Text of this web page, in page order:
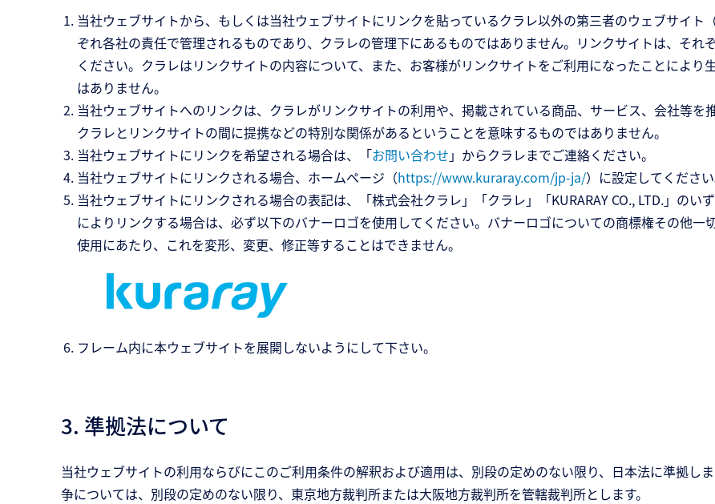
当社ウェブサイトから、もしくは当社ウェブサイトにリンクを貼っているクラレ以外の第三者のウェブサイ
ぞれ各社の責任で管理されるものであり、クラレの管理下にあるものではありません。リンクサイトは、それ
ください。クラレはリンクサイトの内容について、また、お客様がリンクサイトをご利用になったことによ
はありません。
当社ウェブサイトへのリンクは、クラレがリンクサイトの利用や、掲載されている商品、サービス、会社等を
クラレとリンクサイトの間に提携などの特別な関係があるということを意味するものではありません。
当社ウェブサイトにリンクを希望される場合は、「お問い合わせ 」からクラレまでご連絡ください。
当社ウェブサイトにリンクされる場合、ホームページ（https://www.kuraray.com/jp-ja/）に設定してください
当社ウェブサイトにリンクされる場合の表記は、「株式会社クラレ」「クラレ」「KURARAY CO., LTD.」の
によりリンクする場合は、必ず以下のバナーロゴを使用してください。バナーロゴについての商標権その他
使用にあたり、これを変形、変更、修正等することはできません。
フレーム内に本ウェブサイトを展開しないようにして下さい。
3. 準拠法について
当社ウェブサイトの利用ならびにこのご利用条件の解釈および適用は、別段の定めのない限り、日本法に準拠し
争については、別段の定めのない限り、東京地方裁判所または大阪地方裁判所を管轄裁判所とします。